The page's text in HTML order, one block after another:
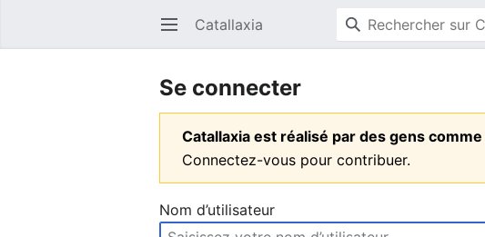
Ouvrir le menu principal Catallaxia
Se connecter
Catallaxia est réalisé par des gens
Connectez-vous pour contribuer.
Nom d’utilisateur